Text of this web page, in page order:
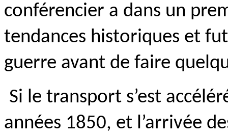
conférencier a dans un
tendances historiques et
guerre avant de faire
Si le transport s’est
années 1850, et l’arrivée